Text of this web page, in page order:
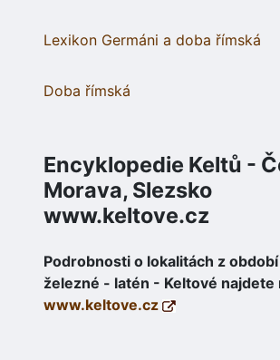
Lexikon Germáni a doba římská
Doba římská
Encyklopedie Keltů -
Morava, Slezsko
www.keltove.cz
Podrobnosti o lokalitách z
železné - latén - Keltové najdete
www.keltove.cz